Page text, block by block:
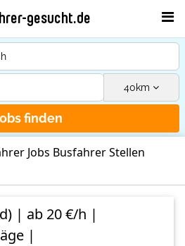
gesucht.de
40km
finden
Jobs Busfahrer Stellen
| ab 20 €/h |
|